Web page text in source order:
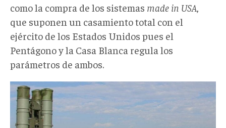
como la compra de los sistemas made in USA
que suponen un casamiento total con el
ejército de los Estados Unidos pues el
Pentágono y la Casa Blanca regula los
parámetros de ambos.